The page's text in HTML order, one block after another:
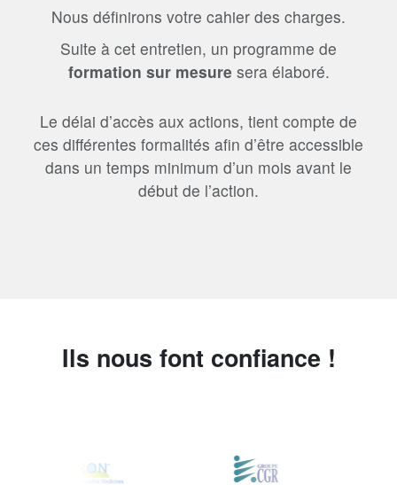
Nous définirons votre cahier des charges.
Suite à cet entretien, un programme de
formation sur mesure sera élaboré.
Le délai d’accès aux actions, tient compte de
ces différentes formalités afin d’être accessible
dans un temps minimum d’un mois avant le
début de l’action.
Ils nous font confiance !